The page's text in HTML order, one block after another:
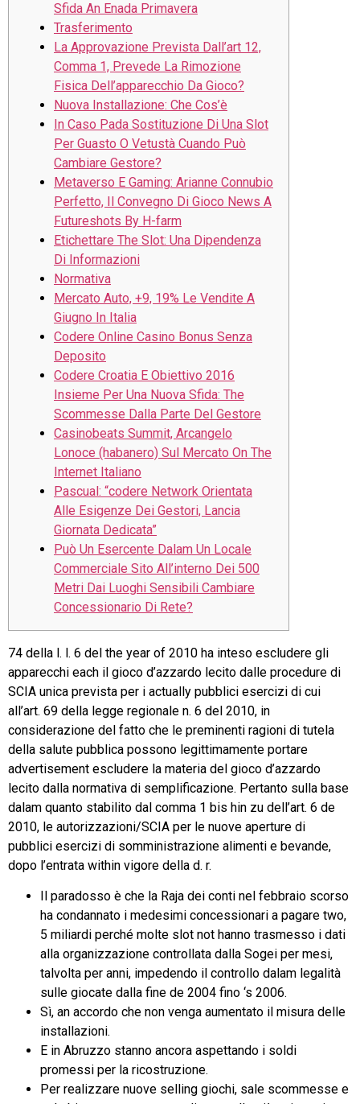
Sfida An Enada Primavera
Trasferimento
La Approvazione Prevista Dall’art 12,
Comma 1, Prevede La Rimozione
Fisica Dell’apparecchio Da Gioco?
Nuova Installazione: Che Cos’è
In Caso Pada Sostituzione Di Una Slot
Per Guasto O Vetustà Cuando Può
Cambiare Gestore?
Metaverso E Gaming: Arianne Connubio
Perfetto, Il Convegno Di Gioco News A
Futureshots By H-farm
Etichettare The Slot: Una Dipendenza
Di Informazioni
Normativa
Mercato Auto, +9, 19% Le Vendite A
Giugno In Italia
Codere Online Casino Bonus Senza
Deposito
Codere Croatia E Obiettivo 2016
Insieme Per Una Nuova Sfida: The
Scommesse Dalla Parte Del Gestore
Casinobeats Summit, Arcangelo
Lonoce (habanero) Sul Mercato On The
Internet Italiano
Pascual: “codere Network Orientata
Alle Esigenze Dei Gestori, Lancia
Giornata Dedicata”
Può Un Esercente Dalam Un Locale
Commerciale Sito All’interno Dei 500
Metri Dai Luoghi Sensibili Cambiare
Concessionario Di Rete?
74 della l. l. 6 del the year of 2010 ha inteso escludere gli
apparecchi each il gioco d’azzardo lecito dalle procedure di
SCIA unica prevista per i actually pubblici esercizi di cui
all’art. 69 della legge regionale n. 6 del 2010, in
considerazione del fatto che le preminenti ragioni di tutela
della salute pubblica possono legittimamente portare
advertisement escludere la materia del gioco d’azzardo
lecito dalla normativa di semplificazione. Pertanto sulla base
dalam quanto stabilito dal comma 1 bis hin zu dell’art. 6 de
2010, le autorizzazioni/SCIA per le nuove aperture di
pubblici esercizi di somministrazione alimenti e bevande,
dopo l’entrata within vigore della d. r.
Il paradosso è che la Raja dei conti nel febbraio scorso
ha condannato i medesimi concessionari a pagare two,
5 miliardi perché molte slot not hanno trasmesso i dati
alla organizzazione controllata dalla Sogei per mesi,
talvolta per anni, impedendo il controllo dalam legalità
sulle giocate dalla fine de 2004 fino ‘s 2006.
Sì, an accordo che non venga aumentato il misura delle
installazioni.
E in Abruzzo stanno ancora aspettando i soldi
promessi per la ricostruzione.
Per realizzare nuove selling giochi, sale scommesse e